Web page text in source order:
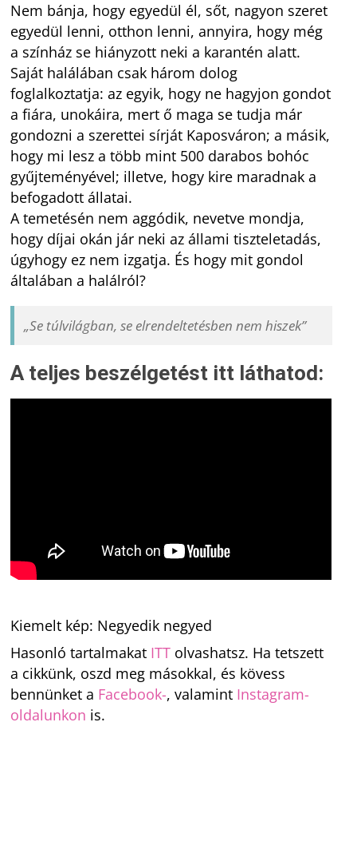
Nem bánja, hogy egyedül él, sőt, nagyon szeret
egyedül lenni, otthon lenni, annyira, hogy még
a színház se hiányzott neki a karantén alatt.
Saját halálában csak három dolog
foglalkoztatja: az egyik, hogy ne hagyjon gondot
a fiára, unokáira, mert ő maga se tudja már
gondozni a szerettei sírját Kaposváron; a másik,
hogy mi lesz a több mint 500 darabos bohóc
gyűjteményével; illetve, hogy kire maradnak a
befogadott állatai.
A temetésén nem aggódik, nevetve mondja,
hogy díjai okán jár neki az állami tiszteletadás,
úgyhogy ez nem izgatja. És hogy mit gondol
általában a halálról?
„Se túlvilágban, se elrendeltetésben nem hiszek”
A teljes beszélgetést itt láthatod:
Kiemelt kép: Negyedik negyed
Hasonló tartalmakat ITT olvashatsz. Ha tetszett
a cikkünk, oszd meg másokkal, és kövess
bennünket a Facebook-, valamint Instagram-
oldalunkon is.